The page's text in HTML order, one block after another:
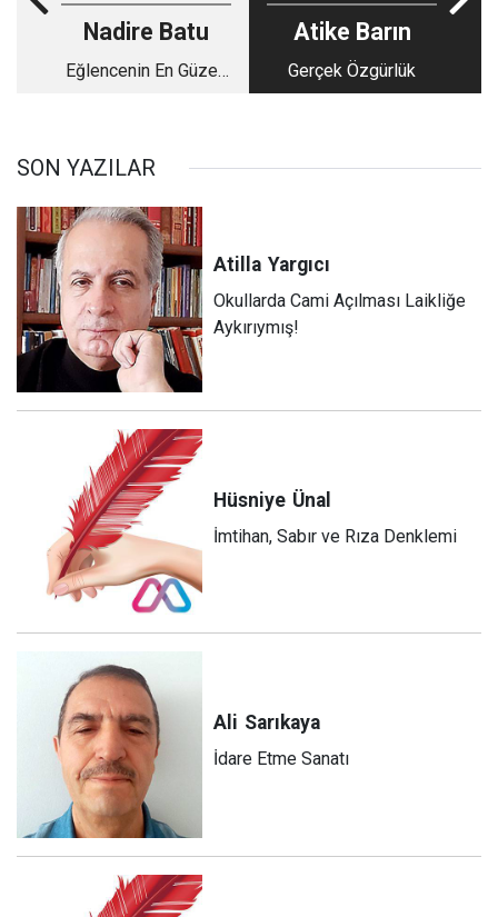
Nadire Batu
Eğlencenin En Güzeli
Atike Barın
Gerçek Özgürlük
SON YAZILAR
Atilla Yargıcı
Okullarda Cami Açılması Laikliğe
Aykırıymış!
Hüsniye Ünal
İmtihan, Sabır ve Rıza Denklemi
Ali Sarıkaya
İdare Etme Sanatı